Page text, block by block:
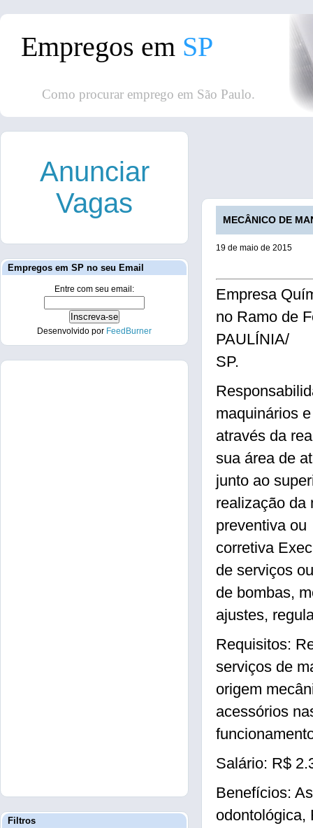
Empregos em SP
Como procurar emprego em São Paulo.
MECÂNICO DE
19 de maio de 2015
Empresa
no Ramo de
PAULÍNIA/
SP.
maquinários
através da
sua área de
junto ao
realização da
preventiva ou
corretiva
de serviços
de bombas,
ajustes,
Requisitos:
serviços de
origem
acessórios
Salário: R$
Benefícios:
odontológica,
Anunciar
Vagas
Empregos em SP no seu Email
Entre com seu email:
Desenvolvido por FeedBurner
Filtros